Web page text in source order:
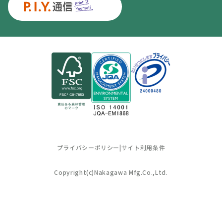
Copyright(c)Nakagawa Mfg.Co.,Ltd.
プライバシーポリシー|サイト利用条件